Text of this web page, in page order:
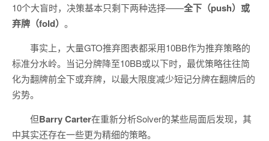
10个大盲时，决策基本只剩下两种选择——全下（push）或
弃牌（fold） 。
事实上，大量GTO推弃图表都采用10BB作为推弃策略的
标准分水岭。当记分牌降至10BB或以下时，最优策略往往简
化为翻牌前全下或弃牌，以最大限度减少短记分牌在翻牌后的
劣势。
但Barry Carter在重新分析Solver的某些局面后发现，其
中其实还存在一些更为精细的策略。